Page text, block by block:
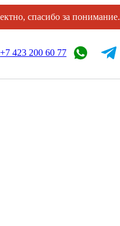
спасибо за понимание.
+7 423 200 60 77